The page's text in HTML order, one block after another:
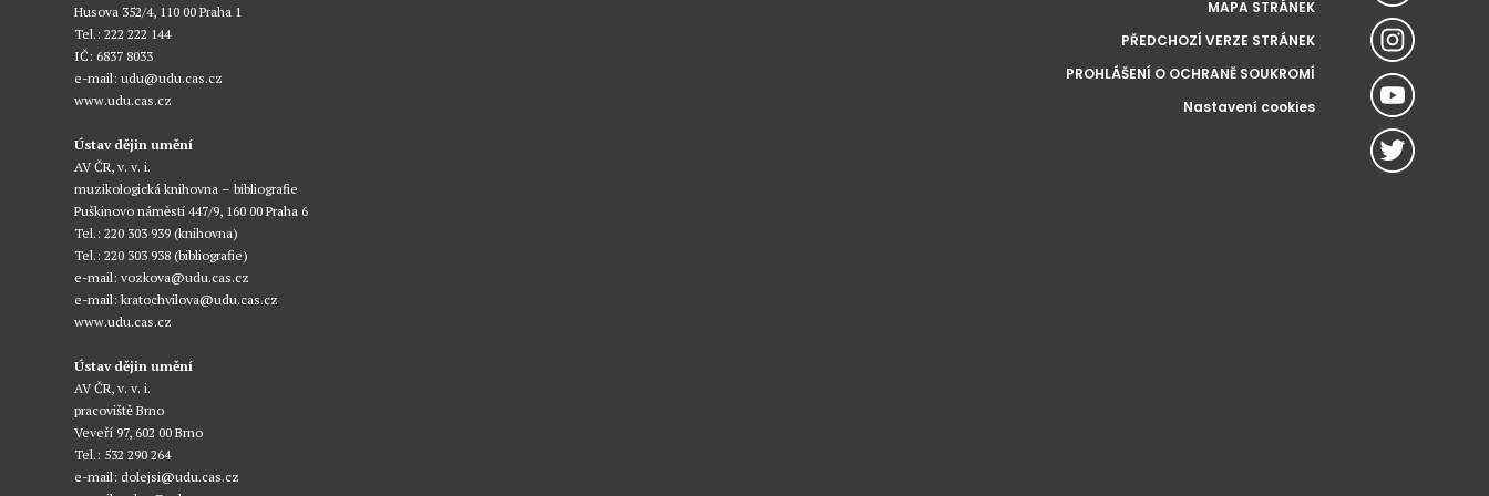
Husova 352/4, 110 00 Praha 1
Tel.: 222 222 144
IČ: 6837 8033
e-mail:udu@udu.cas.cz
www.udu.cas.cz
Ústav dějin umění
AV ČR, v. v. i.
muzikologická knihovna – bibliografie
Puškinovo náměstí 447/9, 160 00 Praha 6
Tel.: 220 303 939 (knihovna)
Tel.: 220 303 938 (bibliografie)
e-mail:vozkova@udu.cas.cz
e-mail:kratochvilova@udu.cas.cz
www.udu.cas.cz
Ústav dějin umění
AV ČR, v. v. i.
pracoviště Brno
Veveří 97, 602 00 Brno
Tel.: 532 290 264
e-mail: dolejsi@udu.cas.cz
MAPA STRÁNEK
PŘEDCHOZÍ VERZE STRÁNEK
PROHLÁŠENÍ O OCHRANĚ SOUKROMÍ
Nastavení cookies